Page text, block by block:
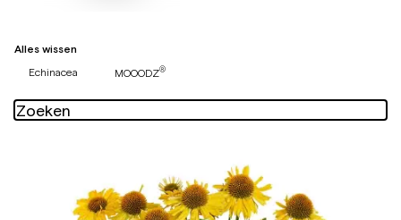
Echinacea MOOODZ®
Alles wissen